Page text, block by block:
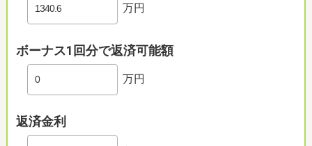
万円
ボーナス1回分で返済可能額
万円
返済金利